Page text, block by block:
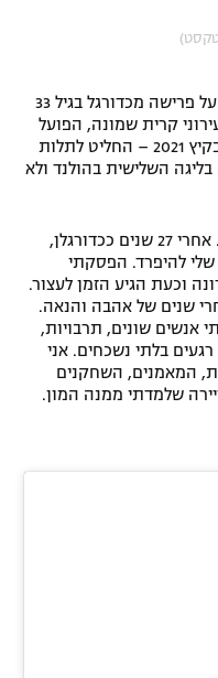
טקסט)
נייג'ל האסלביינק הודיע היום (חמישי) על פרישה מכדורגל בגיל 33
קרית שמונה, הפועל
באר שבע ובני סכנין – אותה עזב רק בקיץ 2021 – החליט לתלות
השלישית בהולנד ולא
"הגיע הזמן שלי לחלוק את זה איתכם. אחרי 27 שנים ככדורגלן,
שלי להיפרד. הפסקתי
וכעת הגיע הזמן לעצור.
שנים של אהבה והנאה.
אנשים שונים, תרבויות,
רגעים בלתי נשכחים. אני
המאמנים, השחקנים
שלמדתי ממנה המון.